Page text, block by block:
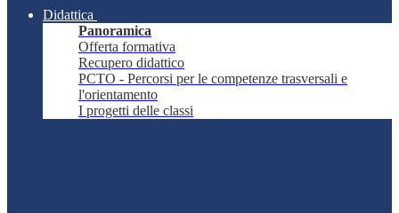
Didattica
Panoramica
Offerta formativa
Recupero didattico
PCTO - Percorsi per le competenze trasversali e
l'orientamento
I progetti delle classi